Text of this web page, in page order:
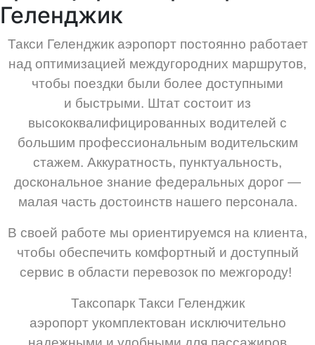
Геленджик
Такси Геленджик аэропорт постоянно работает
над оптимизацией междугородних маршрутов,
чтобы поездки были более доступными
и быстрыми. Штат состоит из
высококвалифицированных водителей с
большим профессиональным водительским
стажем. Аккуратность, пунктуальность,
доскональное знание федеральных дорог —
малая часть достоинств нашего персонала.
В своей работе мы ориентируемся на клиента,
чтобы обеспечить комфортный и доступный
сервис в области перевозок по межгороду!
Таксопарк Такси Геленджик
аэропорт укомплектован исключительно